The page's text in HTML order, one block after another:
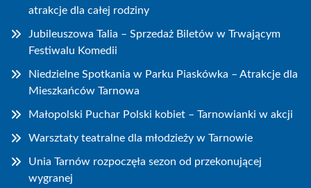
atrakcje dla całej rodziny
Jubileuszowa Talia – Sprzedaż Biletów w Trwającym
Festiwalu Komedii
Niedzielne Spotkania w Parku Piaskówka – Atrakcje dla
Mieszkańców Tarnowa
Małopolski Puchar Polski kobiet – Tarnowianki w akcji
Warsztaty teatralne dla młodzieży w Tarnowie
Unia Tarnów rozpoczęła sezon od przekonującej
wygranej